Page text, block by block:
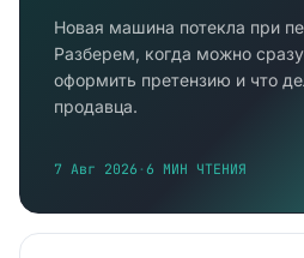
Новая машина потекла при
Разберем, когда можно
оформить претензию и что
продавца.
7 Авг 2026 · 6 МИН ЧТЕНИЯ